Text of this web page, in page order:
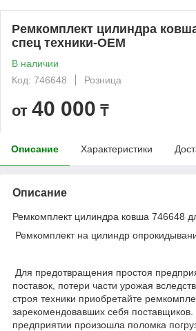
Ремкомплект цилиндра
спец техники-OEM
В наличии
Код: 746648
Розница
от 40 000 ₸
Описание Характеристики
Описание
Ремкомплект цилиндра ковша 746648
Ремкомплект на цилиндр
Для предотвращения простоя
поставок, потери части урожая
строя техники приобретайте
зарекомендовавших себя
предприятии произошла поломка